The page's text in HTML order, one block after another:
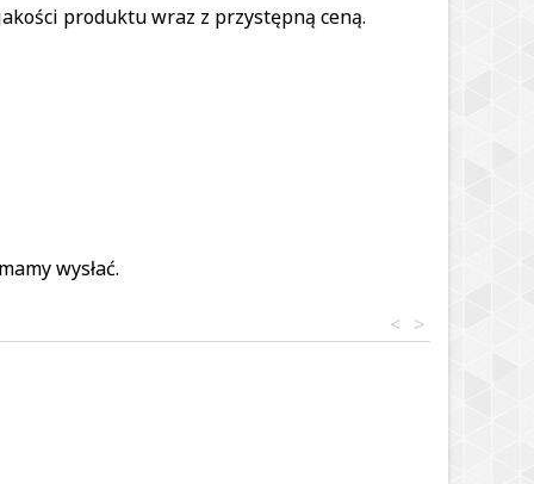
produktu wraz z przystępną ceną.
wysłać.
>
<